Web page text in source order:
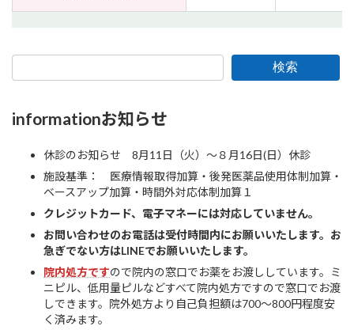
検索
informationお知らせ
休診のお知らせ 8月11日（火）～８月16日(日）休診
施設基準： 医療情報取得加算・後発医薬品使用体制加算・
ベースアップ加算・時間外対応体制加算１
クレジットカード、電子マネーには対応していません。
お問い合わせのお電話は受付時間内にお願いいたします。お
急ぎでない方はLINEでお願いいたします。
院内処方ですので院内の窓口でお薬をお渡ししています。ミ
ニピル、低用量ピルなどすべて院内処方ですので窓口でお渡
しできます。院外処方より自己負担額は700～800円程度安
く済みます。